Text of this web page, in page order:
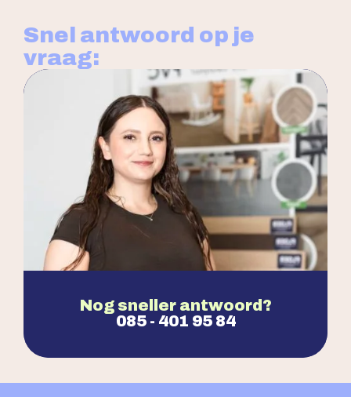
Snel antwoord op je
vraag:
Nog sneller antwoord?
085 - 401 95 84